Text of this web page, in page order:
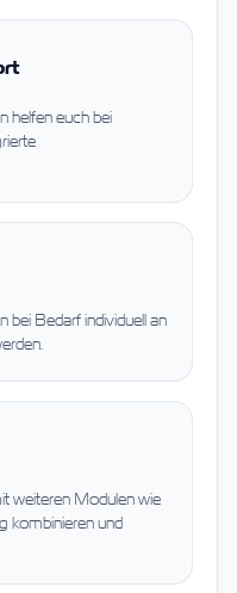
helfen euch bei
bei Bedarf individuell an
weiteren Modulen wie
kombinieren und